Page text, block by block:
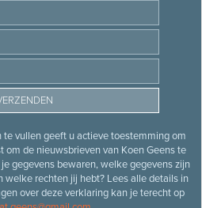
te vullen geeft u actieve toestemming om
om de nieuwsbrieven van Koen Geens te
gegevens bewaren, welke gegevens zijn
welke rechten jij hebt? Lees alle details in
over deze verklaring kan je terecht op